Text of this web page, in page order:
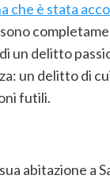
che è stata
un delitto
un delitto di
futili.
abitazione a